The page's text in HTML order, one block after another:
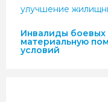
улучшение
Инвалиды боевых
материальную
условий